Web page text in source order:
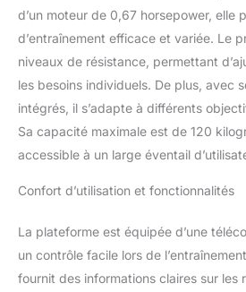
d’un moteur de 0,67 horsepower, elle
d’entraînement efficace et variée. Le
niveaux de résistance, permettant
les besoins individuels. De plus, avec
intégrés, il s’adapte à différents
Sa capacité maximale est de 120
accessible à un large éventail
Confort d’utilisation et fonctionnalités
La plateforme est équipée d’une
un contrôle facile lors de
fournit des informations claires sur les